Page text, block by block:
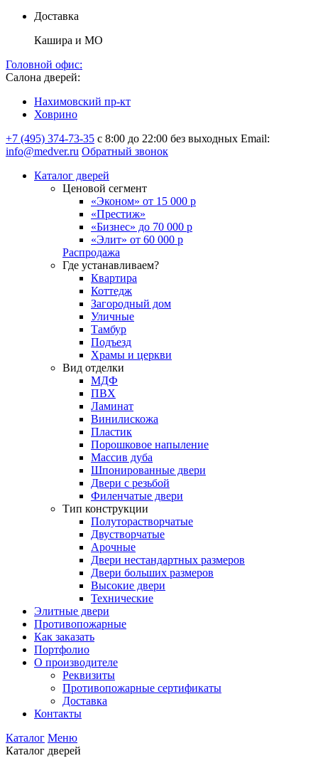
Доставка
Кашира и МО
Головной офис:
Салона дверей:
Нахимовский пр-кт
Ховрино
+7 (495) 374-73-35 с 8:00 до 22:00 без выходных Email:
info@medver.ru Обратный звонок
Каталог дверей
Ценовой сегмент
«Эконом» от 15 000 р
«Престиж»
«Бизнес» до 70 000 р
«Элит» от 60 000 р
Распродажа
Где устанавливаем?
Квартира
Коттедж
Загородный дом
Уличные
Тамбур
Подъезд
Храмы и церкви
Вид отделки
МДФ
ПВХ
Ламинат
Винилискожа
Пластик
Порошковое напыление
Массив дуба
Шпонированные двери
Двери с резьбой
Филенчатые двери
Тип конструкции
Полуторастворчатые
Двустворчатые
Арочные
Двери нестандартных размеров
Двери больших размеров
Высокие двери
Технические
Элитные двери
Противопожарные
Как заказать
Портфолио
О производителе
Реквизиты
Противопожарные сертификаты
Доставка
Контакты
Каталог Меню
Каталог дверей